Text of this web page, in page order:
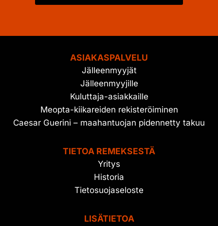
ASIAKASPALVELU
Jälleenmyyjät
Jälleenmyyjille
Kuluttaja-asiakkaille
Meopta-kiikareiden rekisteröiminen
Caesar Guerini – maahantuojan pidennetty takuu
TIETOA REMEKSESTÄ
Yritys
Historia
Tietosuojaseloste
LISÄTIETOA